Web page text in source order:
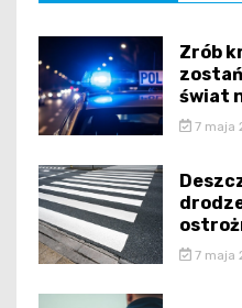
Zrób
świat
7 maja
7 maja